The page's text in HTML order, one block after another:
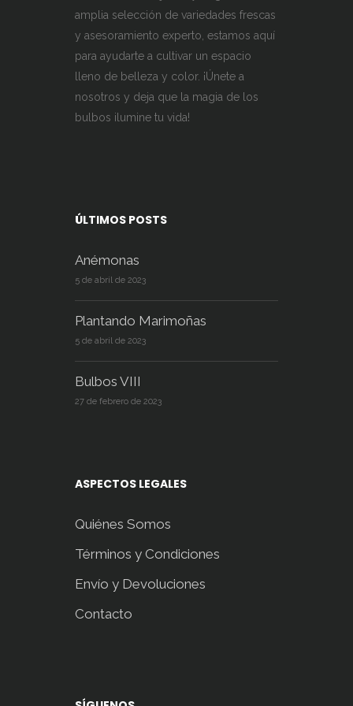
amplia selección de variedades frescas
y asesoramiento experto, estamos aquí
para ayudarte a cultivar un espacio
lleno de belleza y color. ¡Únete a
nosotros y deja que la magia de los
bulbos ilumine tu vida!
ÚLTIMOS POSTS
Anémonas
5 de abril de 2023
Plantando Marimoñas
5 de abril de 2023
Bulbos VIII
27 de febrero de 2023
ASPECTOS LEGALES
Quiénes Somos
Términos y Condiciones
Envío y Devoluciones
Contacto